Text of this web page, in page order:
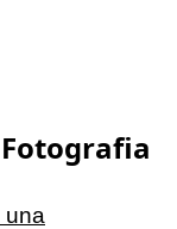
Fotografia
una